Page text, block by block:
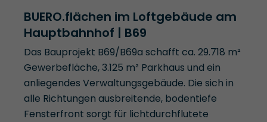
BUERO.flächen im Loftgebäude am
Hauptbahnhof | B69
Das Bauprojekt B69/B69a schafft ca. 29.718 m²
Gewerbefläche, 3.125 m² Parkhaus und ein
anliegendes Verwaltungsgebäude. Die sich in
alle Richtungen ausbreitende, bodentiefe
Fensterfront sorgt für lichtdurchflutete